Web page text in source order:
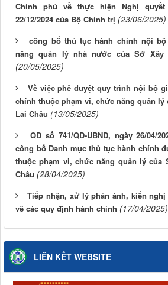
Chính phủ về thực hiện Nghị quyết
22/12/2024 của Bộ Chính trị (23/06/2025)
công bố thủ tục hành chính nội
năng quản lý nhà nước của Sở Xây
(20/05/2025)
Về việc phê duyệt quy trình nội bộ
chính thuộc phạm vi, chức năng quản lý
Lai Châu (13/05/2025)
QĐ số 741/QĐ-UBND, ngày 26/04/
công bố Danh mục thủ tục hành chính
thuộc phạm vi, chức năng quản lý của
Châu (28/04/2025)
Tiếp nhận, xử lý phản ánh, kiến
về các quy định hành chính (17/04/2025)
LIÊN KẾT WEBSITE